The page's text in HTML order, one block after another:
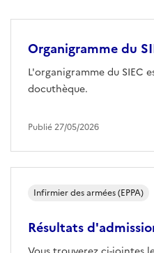
Organigramme du
L'organigramme du SIEC
docuthèque.
Publié 27/05/2026
Résultats
Infirmier des armées (EPPA)